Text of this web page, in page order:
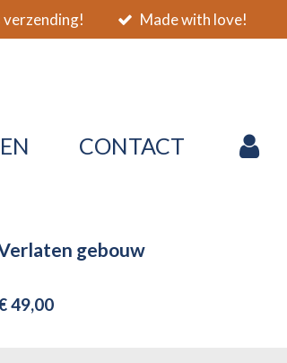
Made with love!
CONTACT
gebouw
49,00